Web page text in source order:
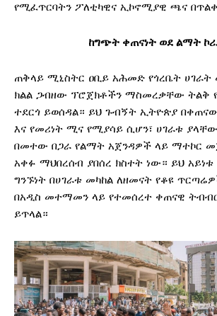
የሚፈጥርባትን ፖለቲካዊና ኢኮኖሚያዊ ጫና
ከግጭት ቀጠናነት ወደ ልማት
ጠቅላይ ሚኒስትር ዐቢይ አሕመድ የጎረቤት
ክልል ጋብዘው ፕሮጀክቶችን ማስመረቃቸው ትልቅ
ተደርጎ ይወሰዳል። ይህ ጉብኝት ኢትዮጵያ
እና የመሪነት ሚና የሚያሳይ ሲሆን፣ ሀገራቱ
በመተው በጋራ የልማት አጀንዳዎች ላይ ማተኮር
አቀፉ ማህበረሰብ ያበሰረ ክስተት ነው። ይህ
ግንኙነት በሀገራቱ መካከል ለዘመናት የቆዩ
በአዲስ መተማመን ላይ የተመሰረተ ቀጠናዊ
ይጥላል።